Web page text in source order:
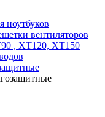
вентиляторов
, XT120, XT150